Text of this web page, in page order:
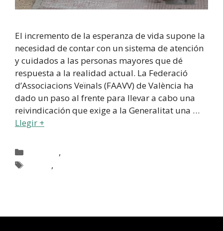
El incremento de la esperanza de vida supone la
necesidad de contar con un sistema de atención
y cuidados a las personas mayores que dé
respuesta a la realidad actual. La Federació
d’Associacions Veïnals (FAAVV) de València ha
dado un paso al frente para llevar a cabo una
reivindicación que exige a la Generalitat una …
Llegir +
,
,